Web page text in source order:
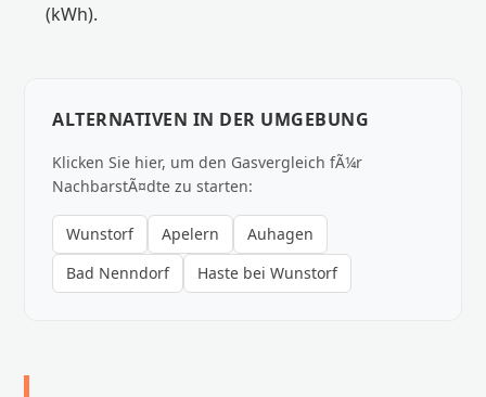
(kWh).
ALTERNATIVEN IN DER UMGEBUNG
Klicken Sie hier, um den Gasvergleich fÃ¼r
NachbarstÃ¤dte zu starten:
Wunstorf Apelern
Auhagen
Bad Nenndorf
Haste bei Wunstorf